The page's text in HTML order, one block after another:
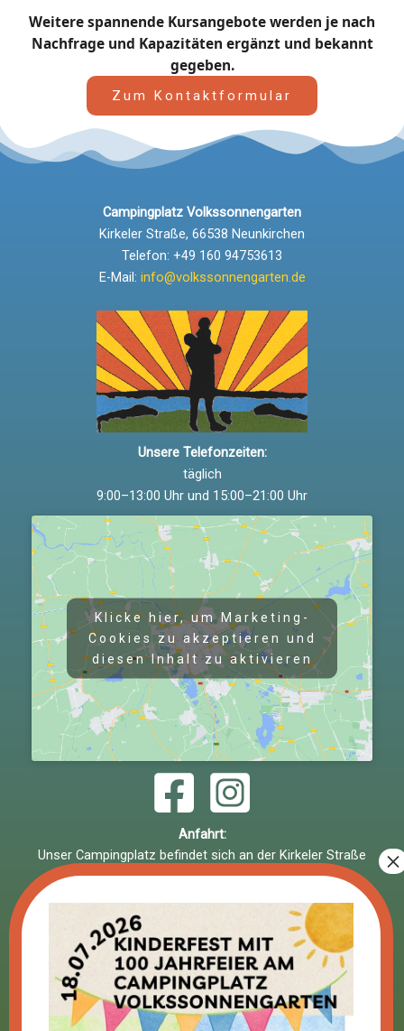
Weitere spannende Kursangebote werden je nach
Nachfrage und Kapazitäten ergänzt und bekannt
gegeben.
Zum Kontaktformular
Campingplatz Volkssonnengarten
Kirkeler Straße, 66538 Neunkirchen
Telefon: +49 160 94753613
E-Mail: info@volkssonnengarten.de
Unsere Telefonzeiten:
täglich
9:00–13:00 Uhr und 15:00–21:00 Uhr
Klicke hier, um Marketing-
Cookies zu akzeptieren und
diesen Inhalt zu aktivieren
Anfahrt:
Unser Campingplatz befindet sich an der Kirkeler Straße
in 66538 Neunkirchen.
Mit dem Auto:
Nehmen Sie die AbfahrtNeunkirchen Oberstadtund
folgen Sie der Beschilderung zum Campingplatz.
Fahren Sie anKauflandundMedia Marktvorbei und
biegen Sieunterhalb der Brückein die Zufahrt ein.